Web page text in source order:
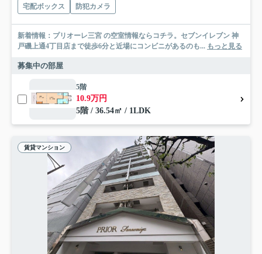
宅配ボックス 防犯カメラ
新着情報：プリオーレ三宮 の空室情報ならコチラ。セブンイレブン 神
戸磯上通4丁目店まで徒歩6分と近場にコンビニがあるのも... もっと見る
募集中の部屋
5階
10.9万円
5階 / 36.54㎡ / 1LDK
賃貸マンション